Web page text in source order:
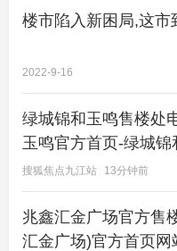
事实上，不只是这些
苏州、宁波等地也放松
2.政策“一日游”，到
楼市陷入新困局,这市
2022-9-16
绿城锦和玉鸣售楼处
玉鸣官方首页-绿城锦
心竭诚欢迎您@楼盘
价・户型图・容积率
楼处AI热搜
搜狐焦点九江站 13分钟前
兆鑫汇金广场官方售
汇金广场)官方首页网